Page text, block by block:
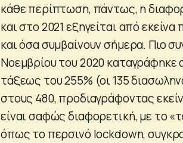
κάθε περίπτωση, πάντως, η
και στο 2021 εξηγείται από
και όσα συμβαίνουν σήμερα. Πιο
Νοεμβρίου του 2020
τάξεως του 255% (οι 135
στους 480, προδιαγράφοντας
είναι σαφώς διαφορετική, με το
όπως το περσινό lockdown,